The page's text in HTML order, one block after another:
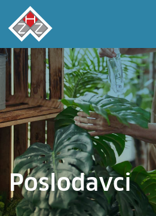
Poslodavci